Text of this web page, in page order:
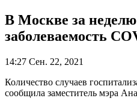
В Москве за
заболеваемость
14:27 Сен. 22, 2021
Количество случаев
сообщила заместитель мэра